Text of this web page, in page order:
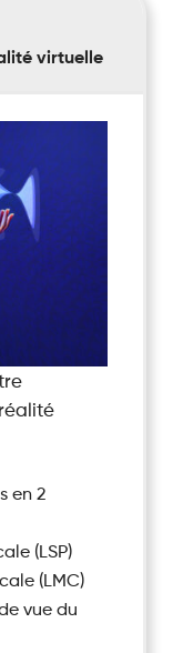
virtuelle
en 2
(LSP)
(LMC)
vue du